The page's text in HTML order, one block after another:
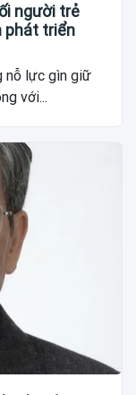
người trẻ
phát triển
nỗ lực gìn giữ
với...